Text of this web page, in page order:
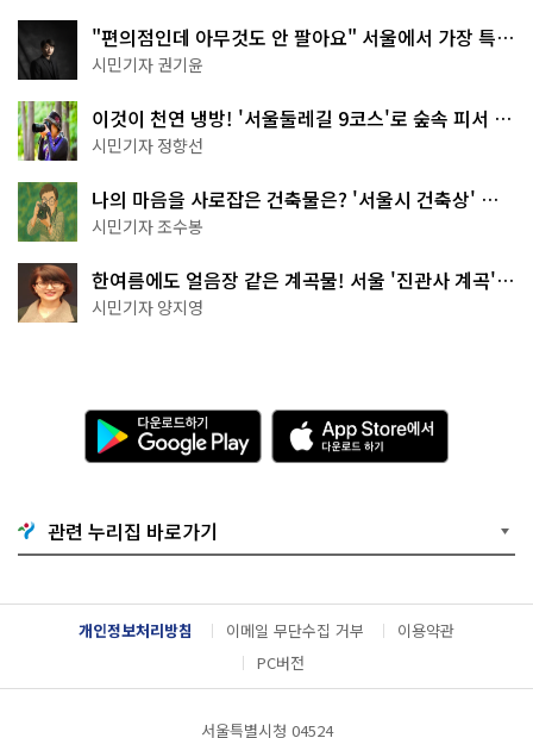
"편의점인데 아무것도 안 팔아요" 서울에서 가장 특별
한 편의점의 정체
시민기자 권기윤
이것이 천연 냉방! '서울둘레길 9코스'로 숲속 피서 떠
나볼까
시민기자 정향선
나의 마음을 사로잡은 건축물은? '서울시 건축상' 수
상작 공개!
시민기자 조수봉
한여름에도 얼음장 같은 계곡물! 서울 '진관사 계곡'이
천국이네~
시민기자 양지영
다
운
로
기
G
o
g
l
e
l
A
p
p
e
서
다
운
드
관련 누리집 바로가기
개인정보처리방침 이메일 무단수집 거부
이용약관
PC버전
서울특별시청 04524